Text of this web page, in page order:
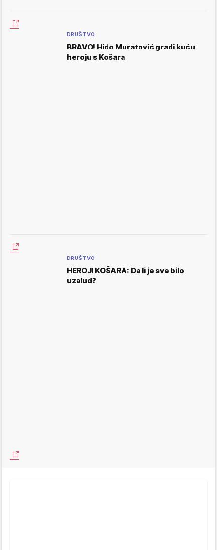
DRUŠTVO
BRAVO! Hido Muratović gradi kuću
heroju s Košara
DRUŠTVO
HEROJI KOŠARA: Da li je sve bilo
uzalud?